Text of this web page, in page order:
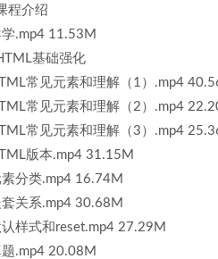
程介绍
.mp4 11.53M
基础强化
常见元素和理解（1）.mp4
常见元素和理解（2）.mp4
常见元素和理解（3）.mp4
版本.mp4 31.15M
分类.mp4 16.74M
关系.mp4 30.68M
样式和reset.mp4 27.29M
.mp4 20.08M